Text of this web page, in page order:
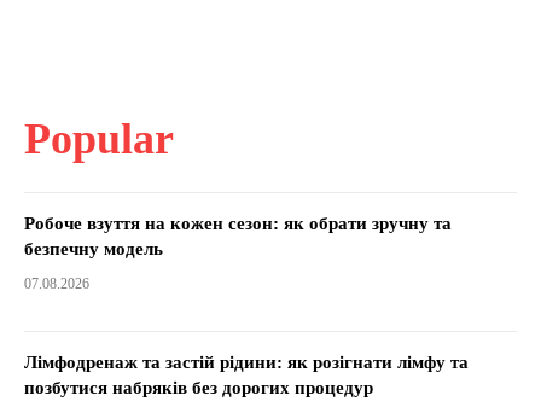
Popular
Робоче взуття на кожен сезон: як обрати зручну та
безпечну модель
07.08.2026
Лімфодренаж та застій рідини: як розігнати лімфу та
позбутися набряків без дорогих процедур